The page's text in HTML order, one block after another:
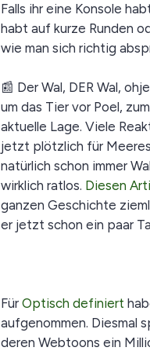
Falls ihr eine Konsole
habt auf kurze Runden
wie man sich richtig
📰 Der Wal, DER Wal,
um das Tier vor Poel,
aktuelle Lage. Viele
jetzt plötzlich für
natürlich schon immer
wirklich ratlos. Diesen
ganzen Geschichte
er jetzt schon ein paar
Für Optisch definiert
aufgenommen. Diesmal
deren Webtoons ein